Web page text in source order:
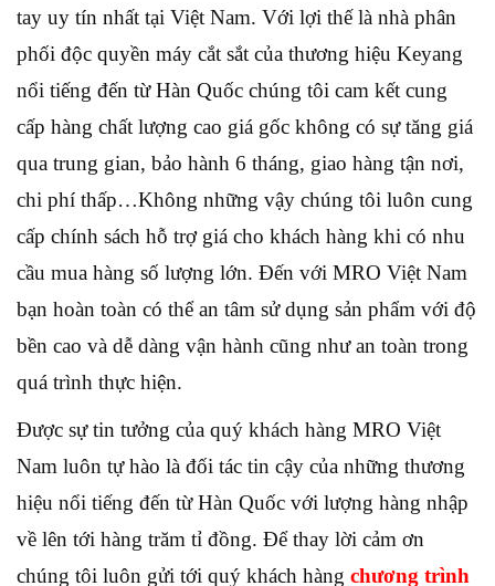
tay uy tín nhất tại Việt Nam. Với lợi thế là nhà phân
phối độc quyền máy cắt sắt của thương hiệu Keyang
nổi tiếng đến từ Hàn Quốc chúng tôi cam kết cung
cấp hàng chất lượng cao giá gốc không có sự tăng giá
qua trung gian, bảo hành 6 tháng, giao hàng tận nơi,
chi phí thấp…Không những vậy chúng tôi luôn cung
cấp chính sách hỗ trợ giá cho khách hàng khi có nhu
cầu mua hàng số lượng lớn. Đến với MRO Việt Nam
bạn hoàn toàn có thể an tâm sử dụng sản phẩm với độ
bền cao và dễ dàng vận hành cũng như an toàn trong
quá trình thực hiện.
Được sự tin tưởng của quý khách hàng MRO Việt
Nam luôn tự hào là đối tác tin cậy của những thương
hiệu nổi tiếng đến từ Hàn Quốc với lượng hàng nhập
về lên tới hàng trăm tỉ đồng. Để thay lời cảm ơn
chúng tôi luôn gửi tới quý khách hàng chương trình